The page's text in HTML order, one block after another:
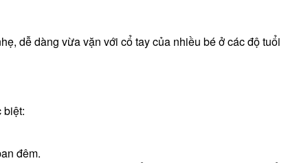
dễ dàng vừa vặn với cổ tay của nhiều bé ở các độ tuổi
biệt:
đêm.